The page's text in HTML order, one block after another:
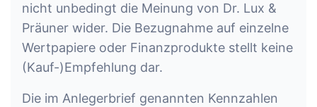
nicht unbedingt die Meinung von Dr. Lux &
Präuner wider. Die Bezugnahme auf einzelne
Wertpapiere oder Finanzprodukte stellt keine
(Kauf-)Empfehlung dar.
Die im Anlegerbrief genannten Kennzahlen